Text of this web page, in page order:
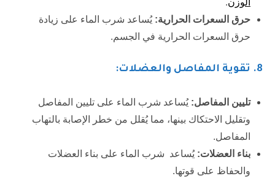
الوزن.
حرق السعرات الحرارية: يُساعد شرب الماء على زيادة
حرق السعرات الحرارية في الجسم.
8. تقوية المفاصل والعضلات:
تليين المفاصل: يُساعد شرب الماء على تليين المفاصل
وتقليل الاحتكاك بينها، مما يُقلل من خطر الإصابة بالتهاب
المفاصل.
بناء العضلات: يُساعد شرب الماء على بناء العضلات
والحفاظ على قوتها.